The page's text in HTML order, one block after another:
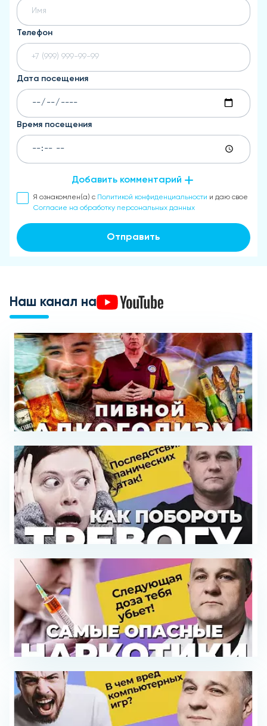
Телефон
Дата посещения
Время посещения
Добавить комментарий
Я ознакомлен(а) с Политикой конфиденциальности и даю свое
Согласие на обработку персональных данных
Отправить
Наш канал на